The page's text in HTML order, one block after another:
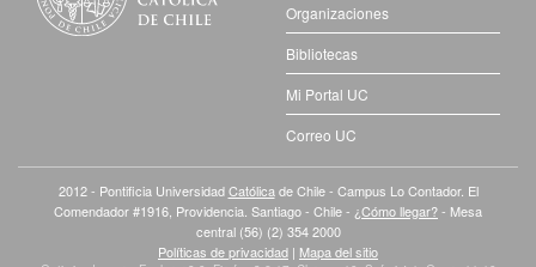
Organizaciones
Bibliotecas
Mi Portal UC
Correo UC
2012 - Pontificia UniversidadCatólica de Chile - Campus Lo Contador. El
Comendador #1916, Providencia. Santiago - Chile - ¿Cómo llegar?- Mesa
central (56) (2) 354 2000
Políticas de privacidad | Mapa del sitio